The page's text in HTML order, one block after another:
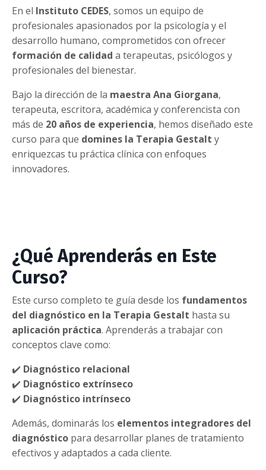
En el Instituto CEDES, somos un equipo de
profesionales apasionados por la psicología y el
desarrollo humano, comprometidos con ofrecer
formación de calidad a terapeutas, psicólogos y
profesionales del bienestar.
Bajo la dirección de la maestra Ana Giorgana,
terapeuta, escritora, académica y conferencista con
más de 20 años de experiencia, hemos diseñado este
curso para que domines la Terapia Gestalt y
enriquezcas tu práctica clínica con enfoques
innovadores.
¿Qué Aprenderás en Este
Curso?
Este curso completo te guía desde los fundamentos
del diagnóstico en la Terapia Gestalt hasta su
aplicación práctica. Aprenderás a trabajar con
conceptos clave como:
✔️ Diagnóstico relacional
✔️ Diagnóstico extrínseco
✔️ Diagnóstico intrínseco
Además, dominarás los elementos integradores del
diagnóstico para desarrollar planes de tratamiento
efectivos y adaptados a cada cliente.